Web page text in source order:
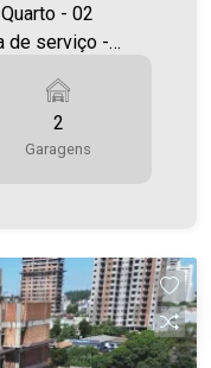
- 02
de serviço -
nos o direito de
e/ou ortografia,
2
Garagens